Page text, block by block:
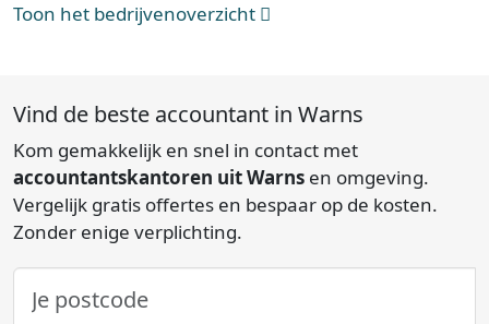
Toon het bedrijvenoverzicht
Vind de beste accountant in Warns
Kom gemakkelijk en snel in contact met
accountantskantoren uit Warns en omgeving.
Vergelijk gratis offertes en bespaar op de kosten.
Zonder enige verplichting.